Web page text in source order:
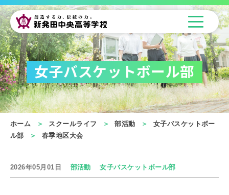
女子バスケットボール部
ホーム スクールライフ 部活動
女子バスケットボー
ル部
春季地区大会
2026年05月01日 部活動 女子バスケットボール部